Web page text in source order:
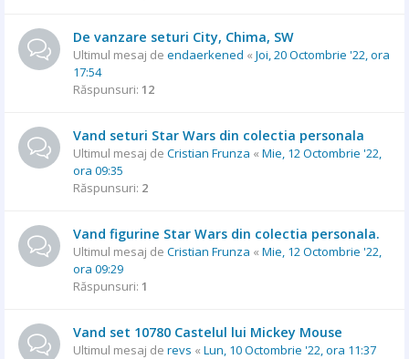
De vanzare seturi City, Chima, SW
Ultimul mesaj de endaerkened « Joi, 20 Octombrie '22, ora
17:54
Răspunsuri: 12
Vand seturi Star Wars din colectia personala
Ultimul mesaj de Cristian Frunza « Mie, 12 Octombrie '22,
ora 09:35
Răspunsuri: 2
Vand figurine Star Wars din colectia personala.
Ultimul mesaj de Cristian Frunza « Mie, 12 Octombrie '22,
ora 09:29
Răspunsuri: 1
Vand set 10780 Castelul lui Mickey Mouse
Ultimul mesaj de revs « Lun, 10 Octombrie '22, ora 11:37